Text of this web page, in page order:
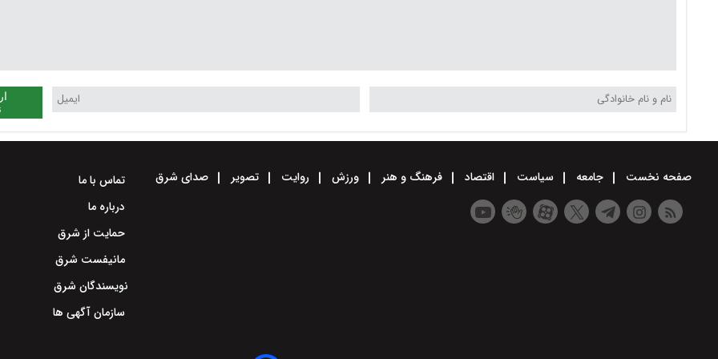
صفحه نخست جامعه سیاست اقتصاد فرهنگ و هنر ورزش روایت تصویر صدای شرق
تماس با ما
درباره ما
حمایت از شرق
مانیفست شرق
نویسندگان شرق
سازمان آگهی ها